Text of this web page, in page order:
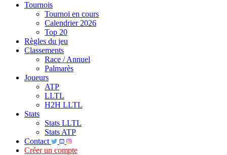
Tournois
Tournoi en cours
Calendrier 2026
Top 20
Règles du jeu
Classements
Race / Annuel
Palmarès
Joueurs
ATP
LLTL
H2H LLTL
Stats
Stats LLTL
Stats ATP
Contact
Créer un compte